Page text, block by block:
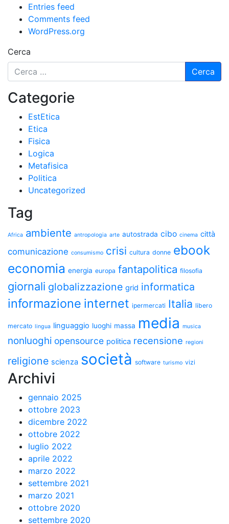
Entries feed
Comments feed
WordPress.org
Cerca
Categorie
EstEtica
Etica
Fisica
Logica
Metafisica
Politica
Uncategorized
Tag
Africa ambiente antropologia arte autostrada cibo cinema città
comunicazione consumismo crisi cultura donne ebook
economia energia europa fantapolitica filosofia
giornali globalizzazione grid informatica
informazione internet ipermercati Italia libero
mercato lingua linguaggio luoghi massa media musica
nonluoghi opensource politica recensione regioni
religione scienza società software turismo vizi
Archivi
gennaio 2025
ottobre 2023
dicembre 2022
ottobre 2022
luglio 2022
aprile 2022
marzo 2022
settembre 2021
marzo 2021
ottobre 2020
settembre 2020